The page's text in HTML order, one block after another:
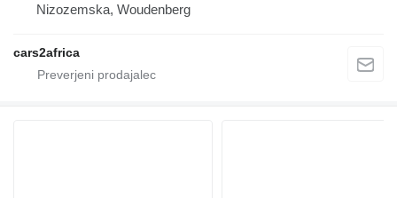
Nizozemska, Woudenberg
cars2africa